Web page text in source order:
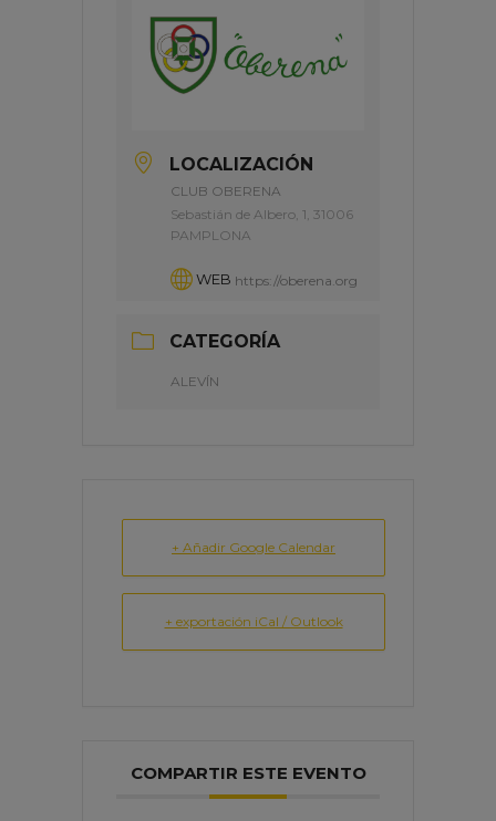
LOCALIZACIÓN
CLUB OBERENA
Sebastián de Albero, 1, 31006
PAMPLONA
WEB https://oberena.org
CATEGORÍA
ALEVÍN
+ Añadir Google Calendar
+ exportación iCal / Outlook
COMPARTIR ESTE EVENTO